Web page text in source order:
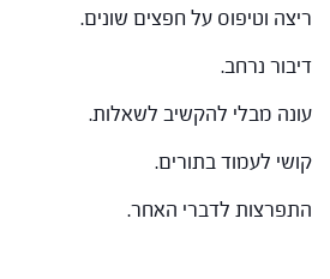
ריצה וטיפוס על חפצים שונים.
דיבור נרחב.
עונה מבלי להקשיב לשאלות.
קושי לעמוד בתורים.
התפרצות לדברי האחר.